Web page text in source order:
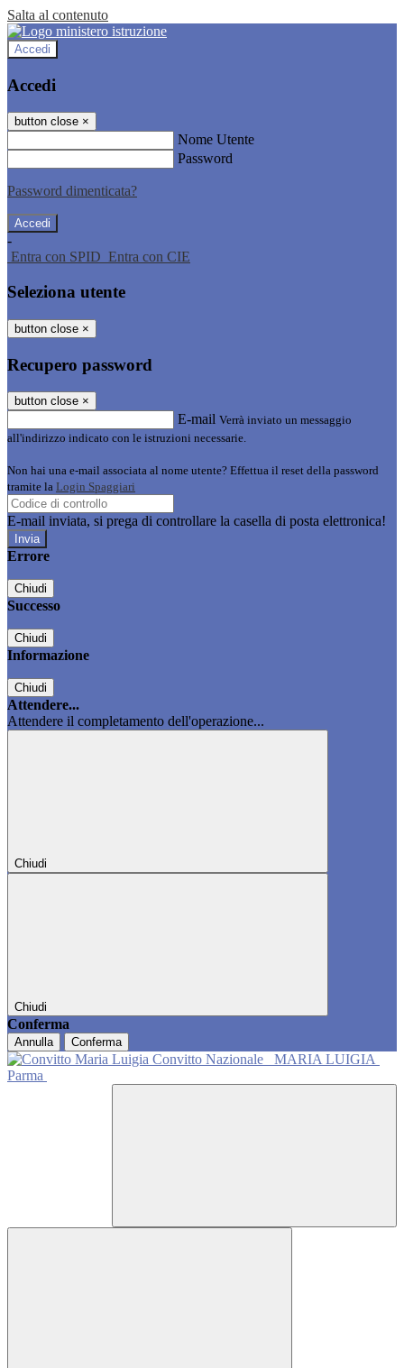
Salta al contenuto
Accedi
Accedi
button close ×
Nome Utente
Password
Password dimenticata?
-
Entra con SPID Entra con CIE
Seleziona utente
button close ×
Recupero password
button close ×
E-mail Verrà inviato un messaggio
all'indirizzo indicato con le istruzioni necessarie.
Non hai una e-mail associata al nome utente? Effettua il reset della password
tramite la Login Spaggiari
E-mail inviata, si prega di controllare la casella di posta elettronica!
Errore
Chiudi
Successo
Chiudi
Informazione
Chiudi
Attendere...
Attendere il completamento dell'operazione...
Chiudi
Chiudi
Conferma
Annulla Conferma
Convitto Nazionale
MARIA LUIGIA
Parma